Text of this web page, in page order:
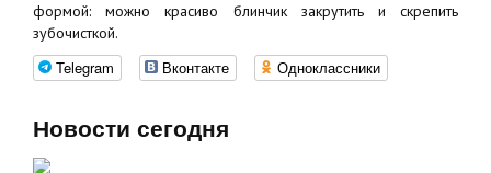
формой: можно красиво блинчик закрутить и скрепить
зубочисткой.
Telegram Вконтакте Одноклассники
Новости сегодня